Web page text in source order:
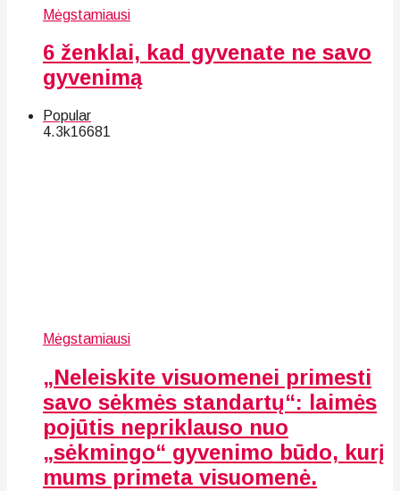
Mėgstamiausi
6 ženklai, kad gyvenate ne savo
gyvenimą
Popular
4.3k16681
Mėgstamiausi
„Neleiskite visuomenei primesti
savo sėkmės standartų“: laimės
pojūtis nepriklauso nuo
„sėkmingo“ gyvenimo būdo, kurį
mums primeta visuomenė.